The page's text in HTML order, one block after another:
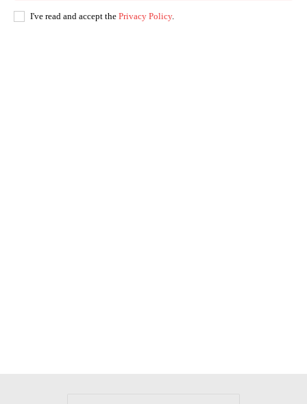
I've read and accept the Privacy Policy.